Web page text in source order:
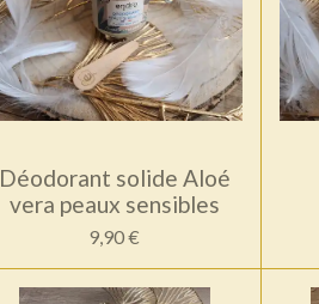
Déodorant solide Aloé
vera peaux sensibles
9,90 €